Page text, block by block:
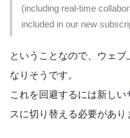
(including real-time
included in our new
ということなので、ウェ
なりそうです。
これを回避するには新し
スに切り替える必要があり